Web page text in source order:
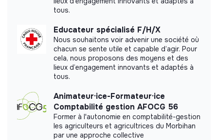
tous.
Educateur spécialisé F/H/X
Nous souhaitons voir advenir une société où
chacun se sente utile et capable d’agir. Pour
cela, nous proposons des moyens et des
lieux d’engagement innovants et adaptés à
tous.
Animateur·ice-Formateur·ice
Comptabilité gestion AFOCG 56
Former à l'autonomie en comptabilité-gestion
les agriculteurs et agricultrices du Morbihan
par une approche collective